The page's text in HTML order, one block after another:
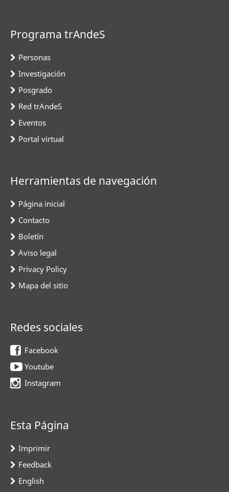
Programa trAndeS
Personas
Investigación
Posgrado
Red trAndeS
Eventos
Portal virtual
Herramientas de navegación
Página inicial
Contacto
Boletín
Aviso legal
Privacy Policy
Mapa del sitio
Redes sociales
Facebook
Youtube
Instagram
Esta Página
Imprimir
Feedback
English